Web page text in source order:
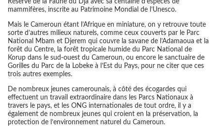
mammifères, inscrite au Patrimoine Mondial de l’Unesco.
Mais le Cameroun étant l’Afrique en miniature, on y retrouve toute
sorte d’autres milieux naturels, comme ceux couverts par le Parc
National Mbam et Djerem qui couvre la savane de l’Adamaoua et la
forêt du Centre, la forêt tropicale humide du Parc National de
Korup dans le sud-ouest du Cameroun, ou encore le sanctuaire de
Gorilles du Parc de la Lobeke à l’Est du Pays, pour ne citer que ces
trois autres exemples.
De nombreux jeunes camerounais, à côté des écogardes qui
effectuent un travail extraordinaire dans les Parcs Nationaux à
travers le pays, et les ONG internationales de tout ordre, il y a
également de nombreux jeunes qui croient en la préservation, la
protection de l’environnement naturel du Cameroun.